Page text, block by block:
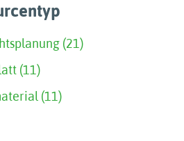
(21)
(11)
(11)